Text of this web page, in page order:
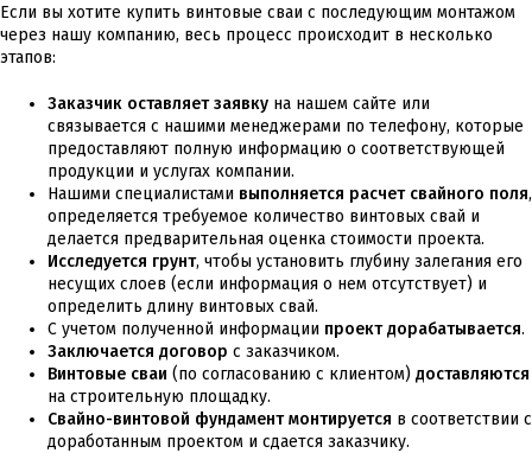
Если вы хотите купить винтовые сваи с последующим монтажом
через нашу компанию, весь процесс происходит в несколько
этапов:
Заказчик оставляет заявку на нашем сайте или
связывается с нашими менеджерами по телефону, которые
предоставляют полную информацию о соответствующей
продукции и услугах компании.
Нашими специалистами выполняется расчет свайного поля,
определяется требуемое количество винтовых свай и
делается предварительная оценка стоимости проекта.
Исследуется грунт, чтобы установить глубину залегания его
несущих слоев (если информация о нем отсутствует) и
определить длину винтовых свай.
С учетом полученной информации проект дорабатывается.
Заключается договор с заказчиком.
Винтовые сваи (по согласованию с клиентом) доставляются
на строительную площадку.
Свайно-винтовой фундамент монтируется в соответствии с
доработанным проектом и сдается заказчику.